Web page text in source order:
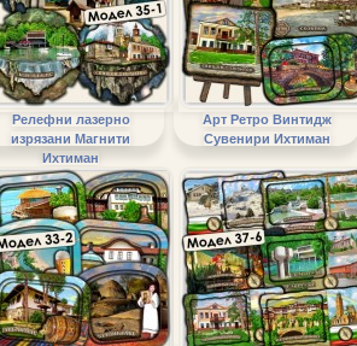
Релефни лазерно
изрязани Магнити
Ихтиман
Арт Ретро Винтидж
Сувенири Ихтиман